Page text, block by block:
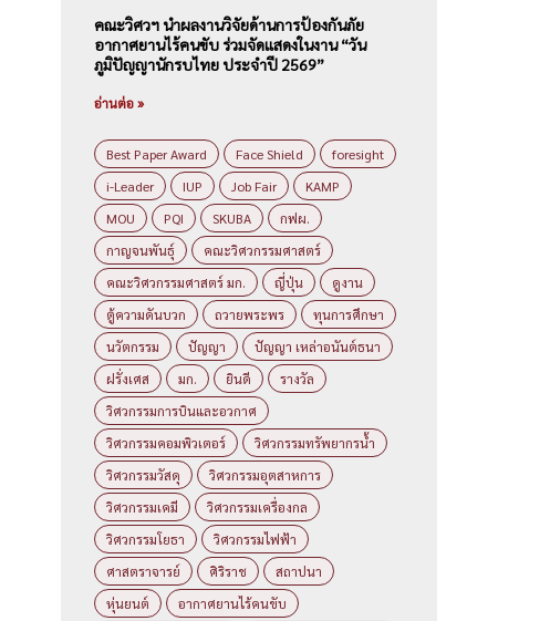
คณะวิศวฯ นำผลงานวิจัยด้านการป้องกันภัย
อากาศยานไร้คนขับ ร่วมจัดแสดงในงาน “วัน
ภูมิปัญญานักรบไทย ประจำปี 2569”
อ่านต่อ »
Best Paper Award Face Shield
foresight
i-Leader
IUP Job Fair
KAMP
MOU
PQI SKUBA
กฟผ.
กาญจนพันธุ์
คณะวิศวกรรมศาสตร์
คณะวิศวกรรมศาสตร์ มก.
ญี่ปุ่น
ดูงาน
ตู้ความดันบวก
ถวายพระพร
ทุนการศึกษา
นวัตกรรม
ปัญญา
ปัญญา เหล่าอนันต์ธนา
ฝรั่งเศส
มก. ยินดี
รางวัล
วิศวกรรมการบินและอวกาศ
วิศวกรรมคอมพิวเตอร์
วิศวกรรมทรัพยากรน้ำ
วิศวกรรมวัสดุ
วิศวกรรมอุตสาหการ
วิศวกรรมเคมี
วิศวกรรมเครื่องกล
วิศวกรรมโยธา
วิศวกรรมไฟฟ้า
ศาสตราจารย์
ศิริราช
สถาปนา
หุ่นยนต์
อากาศยานไร้คนขับ